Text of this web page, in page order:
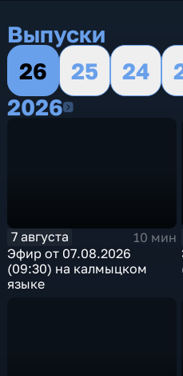
Выпуски
26
25 24
20262026
7 августа
10 мин
Эфир от 07.08.2026
(09:30) на калмыцком
языке